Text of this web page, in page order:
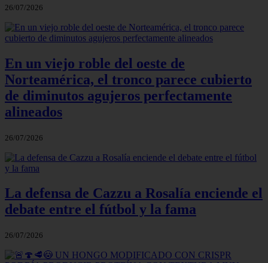
26/07/2026
En un viejo roble del oeste de
Norteamérica, el tronco parece cubierto
de diminutos agujeros perfectamente
alineados
26/07/2026
La defensa de Cazzu a Rosalía enciende el
debate entre el fútbol y la fama
26/07/2026